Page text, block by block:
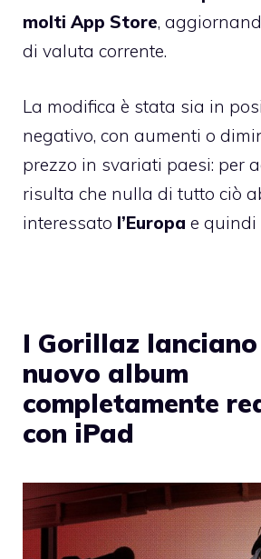
molti App Store,
di valuta corrente.
La modifica è stata sia in
negativo, con aumenti o
prezzo in svariati paesi: per
risulta che nulla di tutto ciò
interessato l’Europa e quindi
I Gorillaz
nuovo album
completamente
con iPad